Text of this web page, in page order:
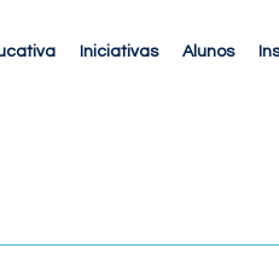
Iniciativas Alunos